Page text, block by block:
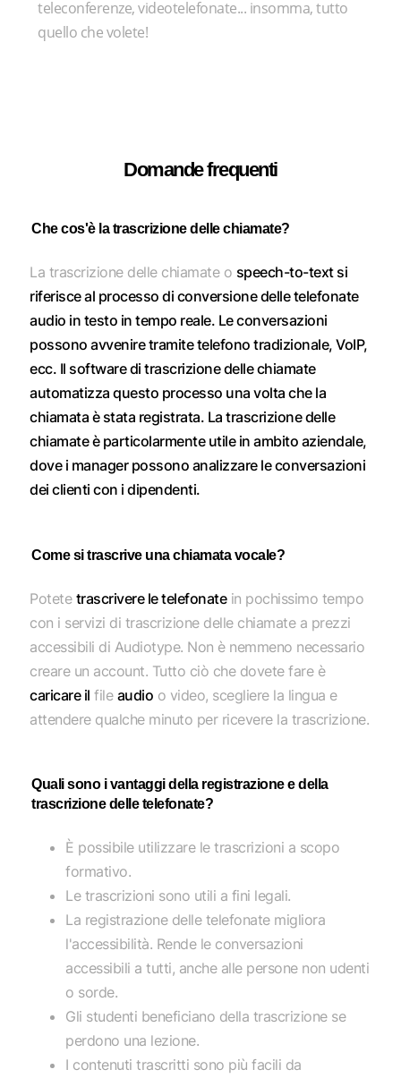
teleconferenze, videotelefonate... insomma, tutto
quello che volete!
Domande frequenti
Che cos'è la trascrizione delle chiamate?
La trascrizione delle chiamate o speech-to-text si
riferisce al processo di conversione delle telefonate
audio in testo in tempo reale. Le conversazioni
possono avvenire tramite telefono tradizionale, VoIP,
ecc. Il software di trascrizione delle chiamate
automatizza questo processo una volta che la
chiamata è stata registrata. La trascrizione delle
chiamate è particolarmente utile in ambito aziendale,
dove i manager possono analizzare le conversazioni
dei clienti con i dipendenti.
Come si trascrive una chiamata vocale?
Potete trascrivere le telefonatein pochissimo tempo
con i servizi di trascrizione delle chiamate a prezzi
accessibili di Audiotype. Non è nemmeno necessario
creare un account. Tutto ciò che dovete fare è
caricare il file audio o video, scegliere la lingua e
attendere qualche minuto per ricevere la trascrizione.
Quali sono i vantaggi della registrazione e della
trascrizione delle telefonate?
È possibile utilizzare le trascrizioni a scopo
formativo.
Le trascrizioni sono utili a fini legali.
La registrazione delle telefonate migliora
l'accessibilità. Rende le conversazioni
accessibili a tutti, anche alle persone non udenti
o sorde.
Gli studenti beneficiano della trascrizione se
perdono una lezione.
I contenuti trascritti sono più facili da